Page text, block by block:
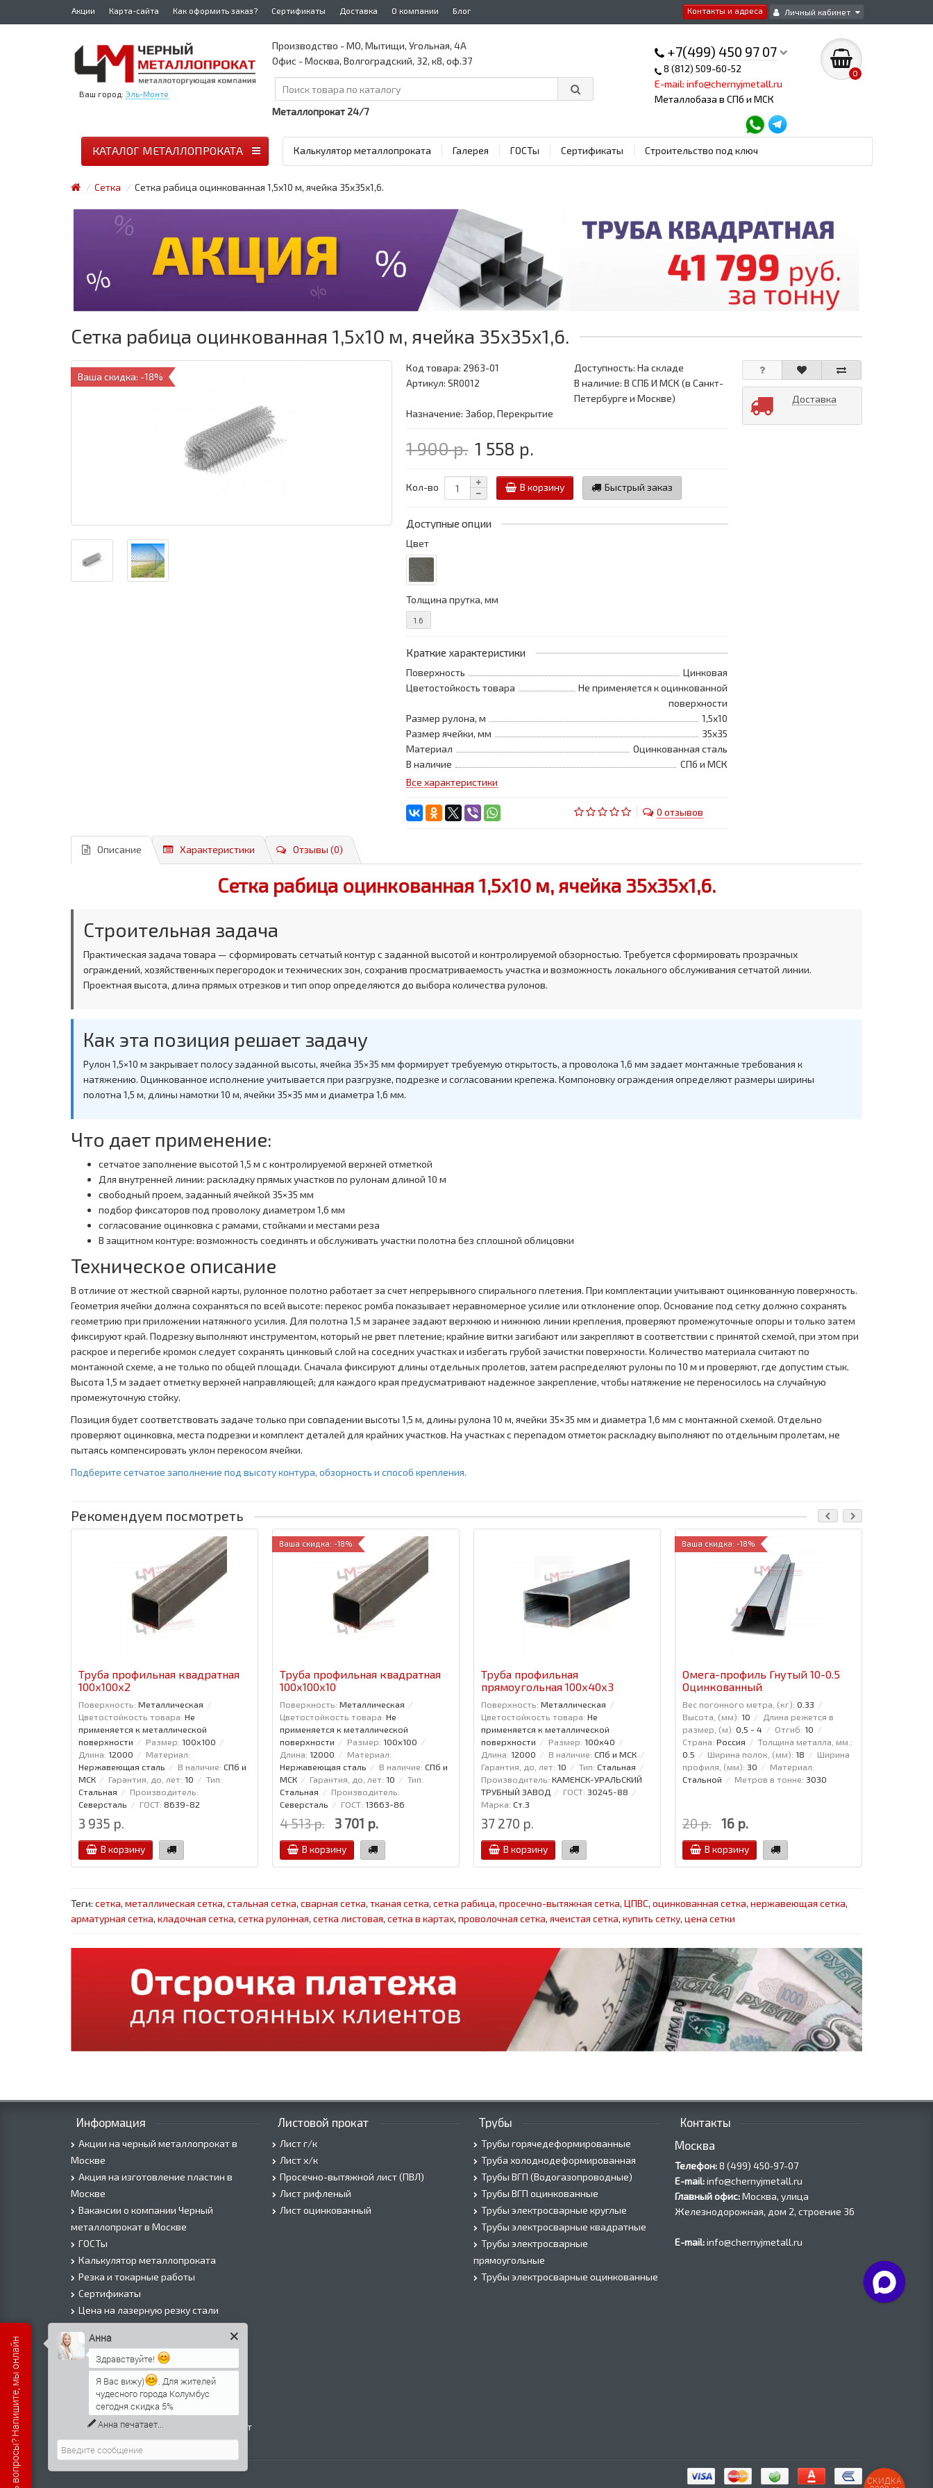
Контакты и адреса Личный кабинет
Акции Карта-сайта Как оформить заказ? Сертификаты Доставка О компании Блог
Ваш город: Эль-Монте
+7(499) 450 97 07
8 (812) 509-60-52
E-mail: info@chernyjmetall.ru
Металлобаза в СПб и МСК
0
Производство - МО, Мытищи, Угольная, 4А
Офис - Москва, Волгоградский, 32, к8, оф.37
Металлопрокат 24/7
Калькулятор металлопроката Галерея ГОСТы Сертификаты Строительство под ключ
КАТАЛОГ МЕТАЛЛОПРОКАТА
Сетка Сетка рабица оцинкованная 1,5x10 м, ячейка 35x35x1,6.
Сетка рабица оцинкованная 1,5x10 м, ячейка 35x35x1,6.
Ваша скидка: -18%
Код товара: 2963-01
Доступность: На складе
Артикул: SR0012
В наличие: В СПБ И МСК (в Санкт-
Петербурге и Москве)
Назначение: Забор, Перекрытие
1 900 р. 1 558 р.
Кол-во В корзину Быстрый заказ
Доступные опции
Цвет
Толщина прутка, мм
1.6
Краткие характеристики
Поверхность
Цинковая
Цветостойкость товара
Не применяется к оцинкованной
поверхности
Размер рулона, м
1,5x10
Размер ячейки, мм
35x35
Материал
Оцинкованная сталь
В наличие
СПб и МСК
Все характеристики
0 отзывов
Доставка
Описание Характеристики Отзывы (0)
Сетка рабица оцинкованная 1,5x10 м, ячейка 35x35x1,6.
Строительная задача
Практическая задача товара — сформировать сетчатый контур с заданной высотой и контролируемой обзорностью. Требуется сформировать прозрачных
ограждений, хозяйственных перегородок и технических зон, сохранив просматриваемость участка и возможность локального обслуживания сетчатой линии.
Проектная высота, длина прямых отрезков и тип опор определяются до выбора количества рулонов.
Как эта позиция решает задачу
Рулон 1,5×10 м закрывает полосу заданной высоты, ячейка 35×35 мм формирует требуемую открытость, а проволока 1,6 мм задает монтажные требования к
натяжению. Оцинкованное исполнение учитывается при разгрузке, подрезке и согласовании крепежа. Компоновку ограждения определяют размеры ширины
полотна 1,5 м, длины намотки 10 м, ячейки 35×35 мм и диаметра 1,6 мм.
Что дает применение:
сетчатое заполнение высотой 1,5 м с контролируемой верхней отметкой
Для внутренней линии: раскладку прямых участков по рулонам длиной 10 м
свободный проем, заданный ячейкой 35×35 мм
подбор фиксаторов под проволоку диаметром 1,6 мм
согласование оцинковка с рамами, стойками и местами реза
В защитном контуре: возможность соединять и обслуживать участки полотна без сплошной облицовки
Техническое описание
В отличие от жесткой сварной карты, рулонное полотно работает за счет непрерывного спирального плетения. При комплектации учитывают оцинкованную поверхность.
Геометрия ячейки должна сохраняться по всей высоте: перекос ромба показывает неравномерное усилие или отклонение опор. Основание под сетку должно сохранять
геометрию при приложении натяжного усилия. Для полотна 1,5 м заранее задают верхнюю и нижнюю линии крепления, проверяют промежуточные опоры и только затем
фиксируют край. Подрезку выполняют инструментом, который не рвет плетение; крайние витки загибают или закрепляют в соответствии с принятой схемой, при этом при
раскрое и перегибе кромок следует сохранять цинковый слой на соседних участках и избегать грубой зачистки поверхности. Количество материала считают по
монтажной схеме, а не только по общей площади. Сначала фиксируют длины отдельных пролетов, затем распределяют рулоны по 10 м и проверяют, где допустим стык.
Высота 1,5 м задает отметку верхней направляющей; для каждого края предусматривают надежное закрепление, чтобы натяжение не переносилось на случайную
промежуточную стойку.
Позиция будет соответствовать задаче только при совпадении высоты 1,5 м, длины рулона 10 м, ячейки 35×35 мм и диаметра 1,6 мм с монтажной схемой. Отдельно
проверяют оцинковка, места подрезки и комплект деталей для крайних участков. На участках с перепадом отметок раскладку выполняют по отдельным пролетам, не
пытаясь компенсировать уклон перекосом ячейки.
Подберите сетчатое заполнение под высоту контура, обзорность и способ крепления.
Рекомендуем посмотреть
Труба профильная квадратная
100x100x2
Поверхность: Металлическая
Цветостойкость товара: Не
применяется к металлической
поверхности
Размер: 100x100
Длина: 12000
Материал:
Нержавеющая сталь
В наличие: СПб и
МСК
Гарантия, до, лет: 10
Тип:
Стальная
Производитель:
Северсталь
ГОСТ: 8639-82
3 935 р.
В корзину
Ваша скидка: -18%
Труба профильная квадратная
100x100x10
Поверхность: Металлическая
Цветостойкость товара: Не
применяется к металлической
поверхности
Размер: 100x100
Длина: 12000
Материал:
Нержавеющая сталь
В наличие: СПб и
МСК
Гарантия, до, лет: 10
Тип:
Стальная
Производитель:
Северсталь
ГОСТ: 13663-86
4 513 р. 3 701 р.
В корзину
Труба профильная
прямоугольная 100x40x3
Поверхность: Металлическая
Цветостойкость товара: Не
применяется к металлической
поверхности
Размер: 100x40
Длина: 12000 В наличие: СПб и МСК
Гарантия, до, лет: 10 Тип: Стальная
Производитель: КАМЕНСК-УРАЛЬСКИЙ
ТРУБНЫЙ ЗАВОД
ГОСТ: 30245-88
Марка: Ст.3
37 270 р.
В корзину
Ваша скидка: -18%
Омега-профиль Гнутый 10-0.5
Оцинкованный
Вес погонного метра, (кг): 0.33
Высота, (мм): 10
Длина режется в
размер, (м): 0,5 - 4 Отгиб: 10
Страна: Россия
Толщина металла, мм.:
0.5
Ширина полок, (мм): 18
Ширина
профиля, (мм): 30
Материал:
Стальной
Метров в тонне: 3030
20 р. 16 р.
В корзину
Теги: сетка, металлическая сетка, стальная сетка, сварная сетка, тканая сетка, сетка рабица, просечно-вытяжная сетка, ЦПВС, оцинкованная сетка, нержавеющая сетка,
арматурная сетка, кладочная сетка, сетка рулонная, сетка листовая, сетка в картах, проволочная сетка, ячеистая сетка, купить сетку, цена сетки
Информация
Акции на черный металлопрокат в
Москве
Акция на изготовление пластин в
Москве
Вакансии о компании Черный
металлопрокат в Москве
ГОСТы
Калькулятор металлопроката
Резка и токарные работы
Сертификаты
Цена на лазерную резку стали
Цена на плазменую резку стали
Цена на резку газом или болгаркой
О Компании
Информация о доставке
Политика безопасности
Контакты
Прайс лист на черный металлопрокат
в Москве
Листовой прокат
Лист г/к
Лист х/к
Просечно-вытяжной лист (ПВЛ)
Лист рифленый
Лист оцинкованный
Трубы
Трубы горячедеформированные
Труба холоднодеформированная
Трубы ВГП (Водогазопроводные)
Трубы ВГП оцинкованные
Трубы электросварные круглые
Трубы электросварные квадратные
Трубы электросварные
прямоугольные
Трубы электросварные оцинкованные
Контакты
Москва
Телефон:8 (499) 450‑97-07
E-mail:info@chernyjmetall.ru
Главный офис:Москва, улица
Железнодорожная, дом 2, строение 36
E-mail:info@chernyjmetall.ru
СКИДКА
Есть вопросы? Напишите, мы онлайн Анна
Здравствуйте!
Я Вас вижу)
. Для жителей
чудесного города Колумбус
сегодня скидка 5%
Анна печатает...